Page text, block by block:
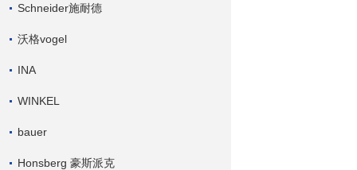
Schneider施耐德
沃格vogel
INA
WINKEL
bauer
Honsberg 豪斯派克